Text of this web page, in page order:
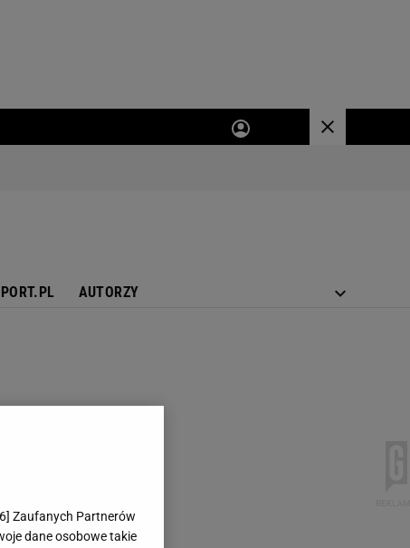
AUTORZY
] Zaufanych Partnerów
dane osobowe takie